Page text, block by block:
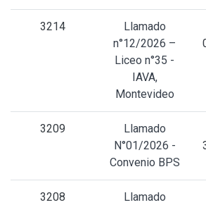
3214
Llamado
n°12/2026 –
Liceo n°35 -
IAVA,
Montevideo
3209
Llamado
N°01/2026 -
Convenio BPS
3208
Llamado